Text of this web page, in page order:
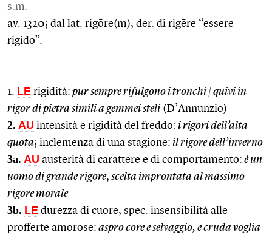
s.m.
av. 1320; dal lat. rigōre(m), der. di rigēre “essere
rigido”.
1. LE rigidità: pur sempre rifulgono i tronchi |quivi in
rigor di pietra simili a gemmei steli (D’Annunzio)
2. AU intensità e rigidità del freddo: i rigori dell’alta
quota; inclemenza di una stagione: il rigore dell’inverno
3a. AU austerità di carattere e di comportamento: è un
uomo di grande rigore, scelta improntata al massimo
rigore morale
3b. LE durezza di cuore, spec. insensibilità alle
profferte amorose: aspro core e selvaggio, e cruda voglia